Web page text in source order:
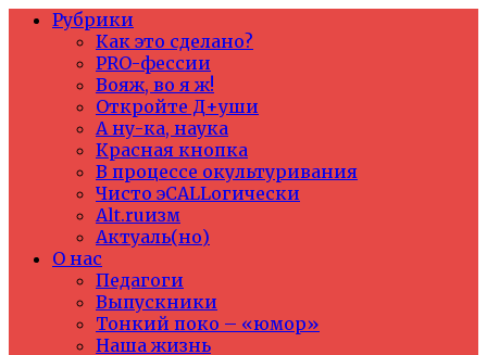
Рубрики
Как это сделано?
PRO-фессии
Вояж, во я ж!
Откройте Д+уши
А ну-ка, наука
Красная кнопка
В процессе окультуривания
Чисто эCALLогически
Alt.ruизм
Актуаль(но)
О нас
Педагоги
Выпускники
Тонкий поко – «юмор»
Наша жизнь